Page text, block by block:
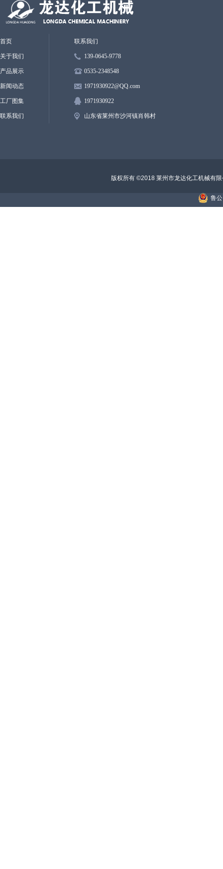
首页
关于我们
产品展示
新闻动态
工厂图集
联系我们
联系我们
139-0645-9778
0535-2348548
1971930922@QQ.com
1971930922
山东省莱州市沙河镇肖韩村
版权所有 ©2018 莱州市龙达化工机械有
鲁公